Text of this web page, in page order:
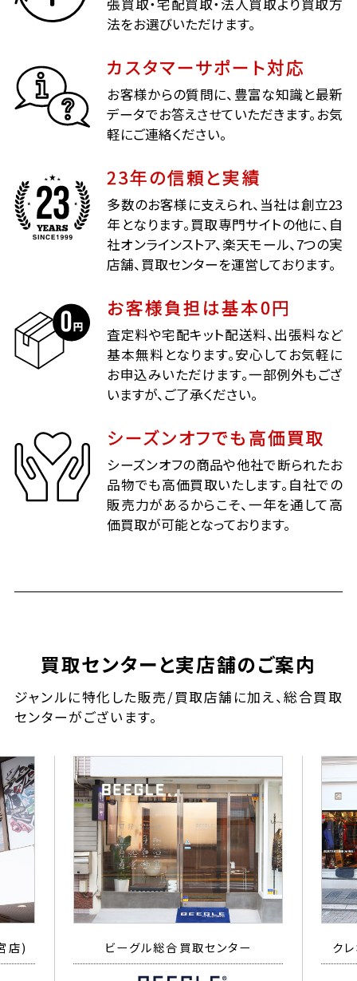
張買取・宅配買取・法人買取より買取方
法をお選びいただけます。
カスタマーサポート対応
お客様からの質問に、豊富な知識と最新
データでお答えさせていただきます。お気
軽にご連絡ください。
23年の信頼と実績
多数のお客様に支えられ、当社は創立23
年となります。買取専門サイトの他に、自
社オンラインストア、楽天モール、7つの実
店舗、買取センターを運営しております。
お客様負担は基本0円
査定料や宅配キット配送料、出張料など
基本無料となります。安心してお気軽に
お申込みいただけます。一部例外もござ
いますが、ご了承ください。
シーズンオフでも高価買取
シーズンオフの商品や他社で断られたお
品物でも高価買取いたします。自社での
販売力があるからこそ、一年を通して高
価買取が可能となっております。
買取センターと実店舗のご案内
ジャンルに特化した販売/買取店舗に加え、総合買取
センターがございます。
店) ビーグル総合買取センター ク